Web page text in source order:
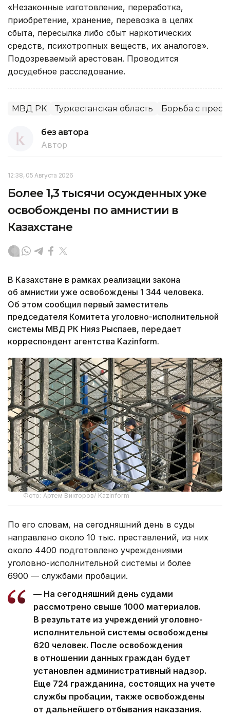
«Незаконные изготовление, переработка,
приобретение, хранение, перевозка в целях
сбыта, пересылка либо сбыт наркотических
средств, психотропных веществ, их аналогов».
Подозреваемый арестован. Проводится
досудебное расследование.
МВД РК Туркестанская область Борьба с
без автора
Автор
12:38, 05 Августа 2026
Более 1,3 тысячи осужденных уже
освобождены по амнистии в
Казахстане
В Казахстане в рамках реализации закона
об амнистии уже освобождены 1 344 человека.
Об этом сообщил первый заместитель
председателя Комитета уголовно-исполнительной
системы МВД РК Нияз Рыспаев, передает
корреспондент агентства Kazinform.
Фото: Артем Викторов/ Kazinform
По его словам, на сегодняшний день в суды
направлено около 10 тыс. преставлений, из них
около 4400 подготовлено учреждениями
уголовно-исполнительной системы и более
6900 — службами пробации.
— На сегодняшний день судами
рассмотрено свыше 1000 материалов.
В результате из учреждений уголовно-
исполнительной системы освобождены
620 человек. После освобождения
в отношении данных граждан будет
установлен административный надзор.
Еще 724 гражданина, состоящих на учете
службы пробации, также освобождены
от дальнейшего отбывания наказания.